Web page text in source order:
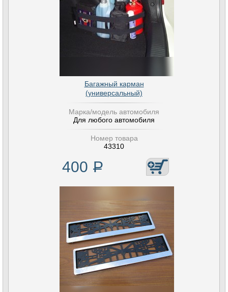
Багажный карман
(универсальный)
Марка/модель автомобиля
Для любого автомобиля
Номер товара
43310
400 Р